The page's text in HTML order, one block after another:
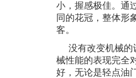
小，握感极佳。通
同的花冠，整体形
客。
没有改变机械的
械性能的表现完全
好，无论是轻点油